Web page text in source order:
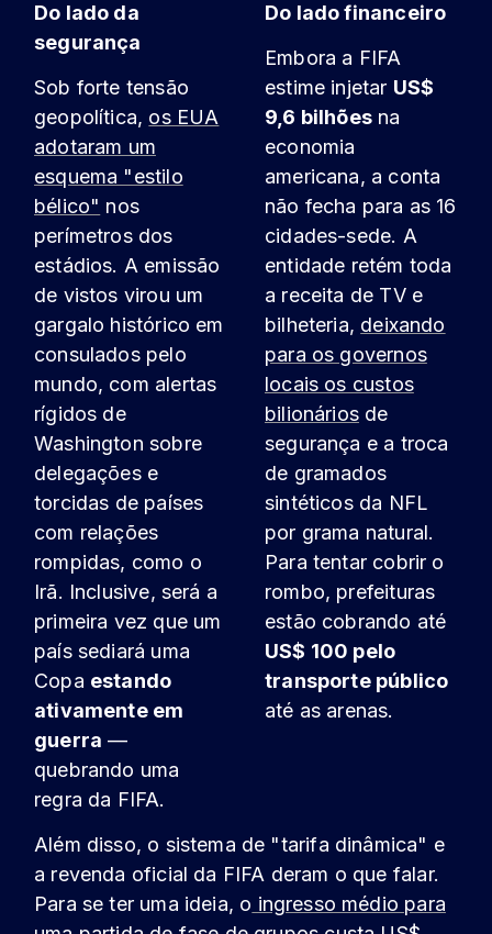
Do lado da
segurança
Sob forte tensão
geopolítica, os EUA
adotaram um
esquema "estilo
bélico" nos
perímetros dos
estádios. A emissão
de vistos virou um
gargalo histórico em
consulados pelo
mundo, com alertas
rígidos de
Washington sobre
delegações e
torcidas de países
com relações
rompidas, como o
Irã. Inclusive, será a
primeira vez que um
país sediará uma
Copa estando
ativamente em
guerra —
quebrando uma
regra da FIFA.
Do lado financeiro
Embora a FIFA
estime injetar US$
9,6 bilhõesna
economia
americana, a conta
não fecha para as 16
cidades-sede. A
entidade retém toda
a receita de TV e
bilheteria, deixando
para os governos
locais os custos
bilionáriosde
segurança e a troca
de gramados
sintéticos da NFL
por grama natural.
Para tentar cobrir o
rombo, prefeituras
estão cobrando até
US$ 100 pelo
transporte público
até as arenas.
Além disso, o sistema de "tarifa dinâmica" e
a revenda oficial da FIFA deram o que falar.
Para se ter uma ideia, o ingresso médio para